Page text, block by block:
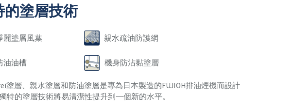
的塗層技術
麗塗層風葉 親水疏油防護網
油油槽 機身防沾黏塗層
塗層、親水塗層和防油塗層是專為日本製造的FUJIOH排油煙機而設計
特的塗層技術將易清潔性提升到一個新的水平。